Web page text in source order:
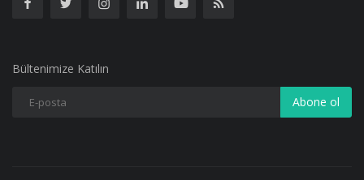
Bültenimize Katılın
Abone ol